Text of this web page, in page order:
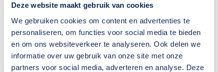
Deze website maakt gebruik van cookies
We gebruiken cookies om content en advertenties te
personaliseren, om functies voor social media te bieden
en om ons websiteverkeer te analyseren. Ook delen we
informatie over uw gebruik van onze site met onze
partners voor social media, adverteren en analyse. Deze